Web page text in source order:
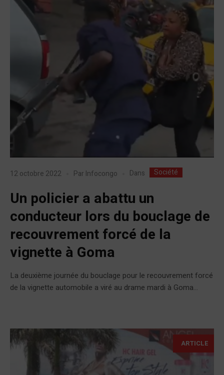
12 octobre 2022 Par Infocongo Dans Société
Un policier a abattu un
conducteur lors du bouclage de
recouvrement forcé de la
vignette à Goma
La deuxième journée du bouclage pour le recouvrement forcé
de la vignette automobile a viré au drame mardi à Goma...
ARTICLE